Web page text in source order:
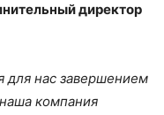
директор
для нас завершением
компания